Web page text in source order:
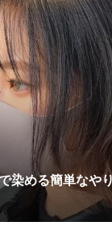
染める簡単なや